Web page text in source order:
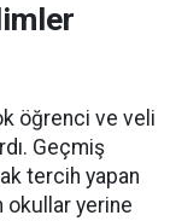
öğrenci ve veli
Geçmiş
tercih yapan
okullar yerine